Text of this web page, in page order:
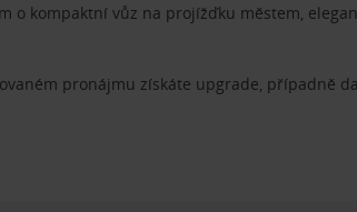
o kompaktní vůz na projížďku městem,
pronájmu získáte upgrade, případně